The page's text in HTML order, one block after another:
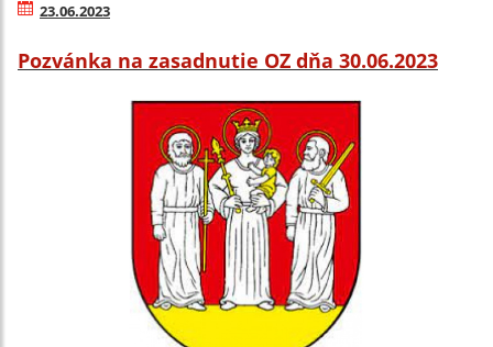
23.06.2023
Pozvánka na zasadnutie OZ dňa 30.06.2023